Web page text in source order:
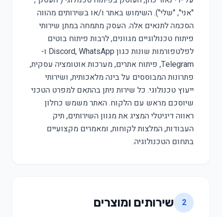
"אני", "שלי"). השימוש באתר ו/או בשירותים מהווה
הסכמה לתנאים אלה. העסק מתמחה במתן שירותי
פיתוח טכנולוגיים מגוונים, לרבות פיתוח בוטים
לפלטפורמות שונות כגון Discord, WhatsApp ו-
Telegram, פיתוח אתרים, מערכות אוטומציה עסקית,
פתרונות המבוססים על בינה מלאכותית, ושירותי
ייעוץ טכנולוגי. כל שירות ניתן בהתאם למפרט הטכני
שיוסכם מראש עם הלקוח. האתר משמש כחלון
ראווה דיגיטלי המציג את מגוון השירותים, תיק
העבודות, המלצות לקוחות, ומאמרים מקצועיים
בתחום הטכנולוגיה.
2 שירותים ומוצרים